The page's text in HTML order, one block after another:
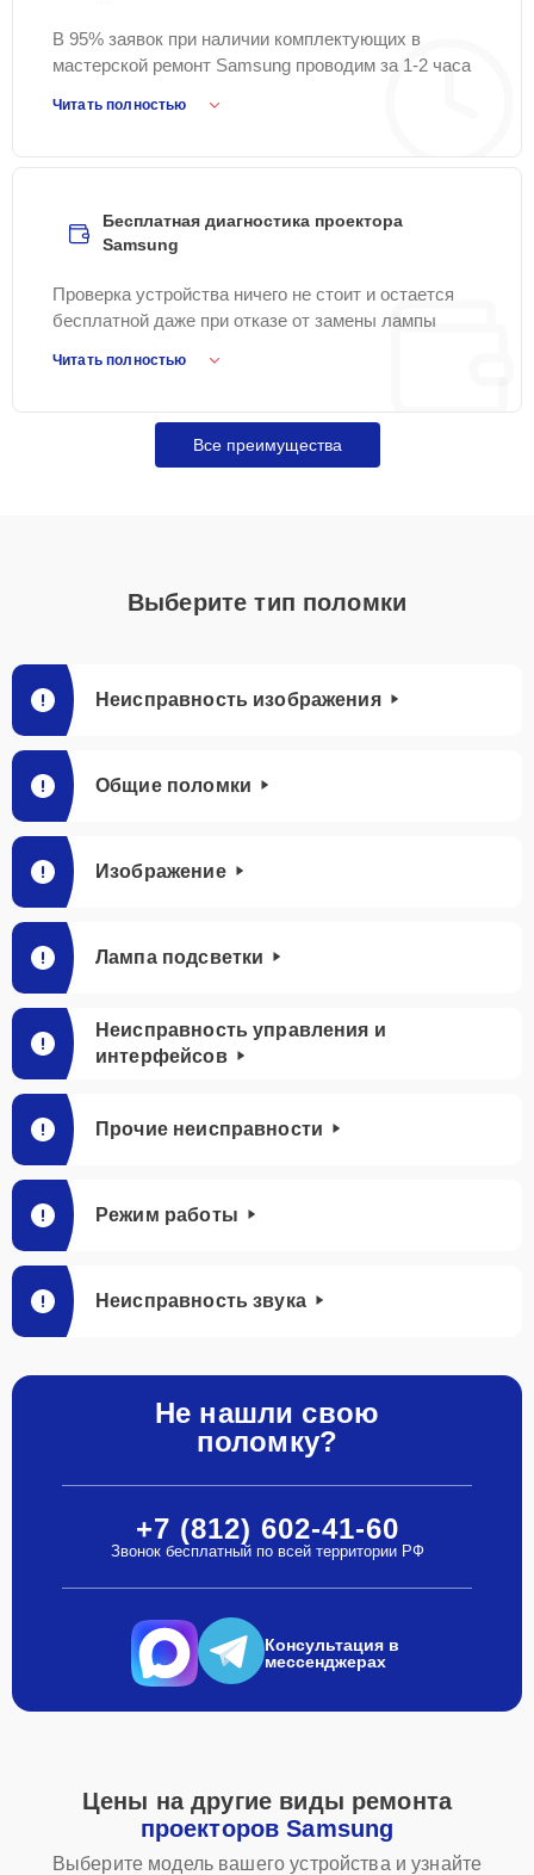
В 95% заявок при наличии комплектующих в
мастерской ремонт Samsung проводим за 1-2 часа
Читать полностью
Бесплатная диагностика проектора
Samsung
Проверка устройства ничего не стоит и остается
бесплатной даже при отказе от замены лампы
Читать полностью
Все преимущества
Выберите тип поломки
Неисправность изображения
Общие поломки
Изображение
Лампа подсветки
Неисправность управления и
интерфейсов
Прочие неисправности
Режим работы
Неисправность звука
Не нашли свою
поломку?
+7 (812) 602-41-60
Звонок бесплатный по всей территории РФ
Консультация в
мессенджерах
Цены на другие виды ремонта
проекторов Samsung
Выберите модель вашего устройства и узнайте